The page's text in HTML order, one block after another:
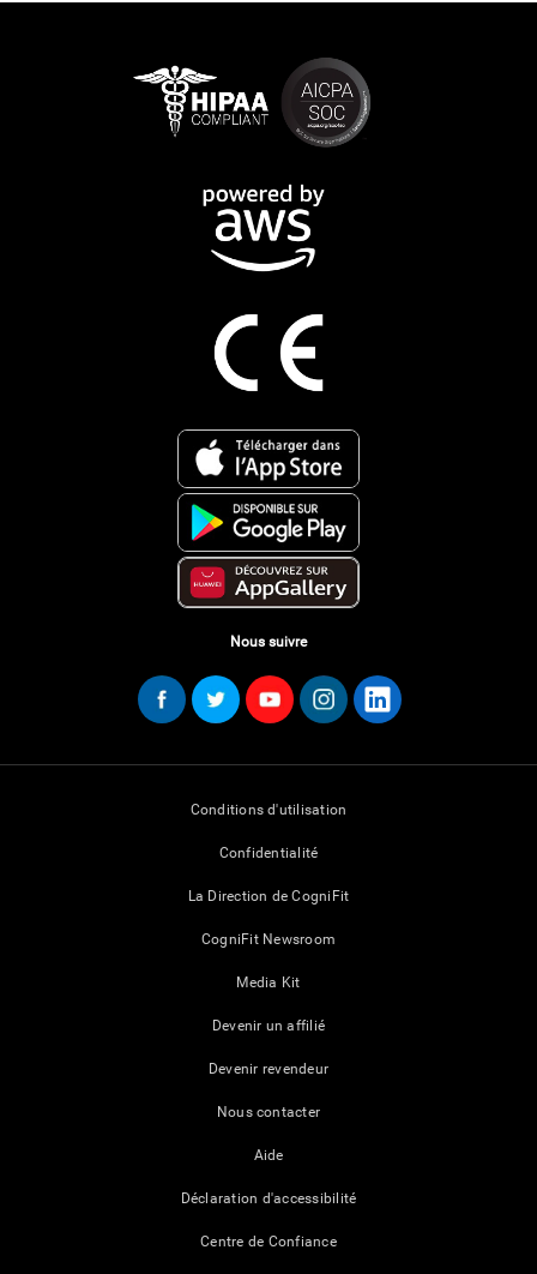
Nous suivre
Conditions d'utilisation
Confidentialité
La Direction de CogniFit
CogniFit Newsroom
Media Kit
Devenir un affilié
Devenir revendeur
Nous contacter
Aide
Déclaration d'accessibilité
Centre de Confiance